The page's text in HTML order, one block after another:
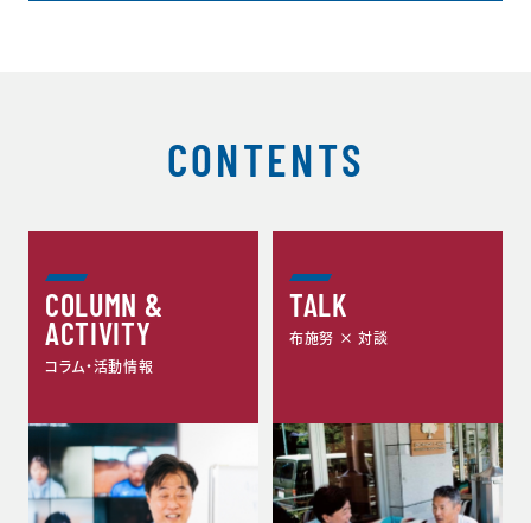
CONTENTS
COLUMN &
ACTIVITY
コラム・活動情報
TALK
布施努 × 対談